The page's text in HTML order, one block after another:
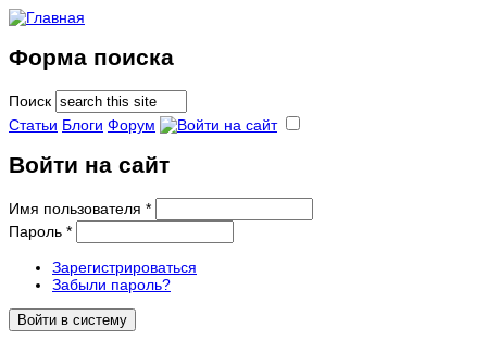
Форма поиска
Поиск
Статьи Блоги Форум
Войти на сайт
Имя пользователя *
Пароль *
Зарегистрироваться
Забыли пароль?